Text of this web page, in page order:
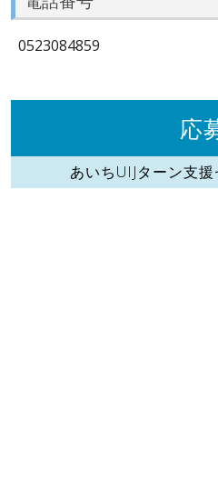
0523084859
応
あいちUIJターン支